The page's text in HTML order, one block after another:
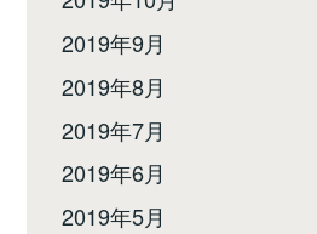
2019年9月
2019年8月
2019年7月
2019年6月
2019年5月